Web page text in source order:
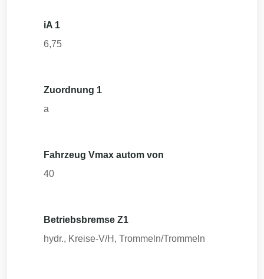
iA 1
6,75
Zuordnung 1
a
Fahrzeug Vmax autom von
40
Betriebsbremse Z1
hydr., Kreise-V/H, Trommeln/Trommeln